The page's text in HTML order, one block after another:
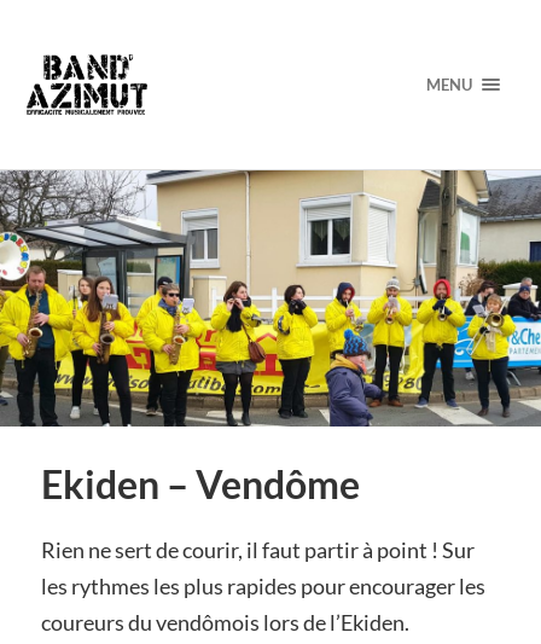
MENU
Ekiden – Vendôme
Rien ne sert de courir, il faut partir à point ! Sur
les rythmes les plus rapides pour encourager les
coureurs du vendômois lors de l’Ekiden.